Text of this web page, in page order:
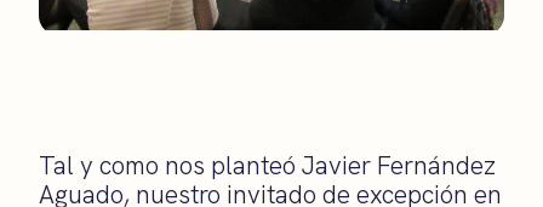
Tal y como nos planteó Javier Fernández
Aguado, nuestro invitado de excepción en